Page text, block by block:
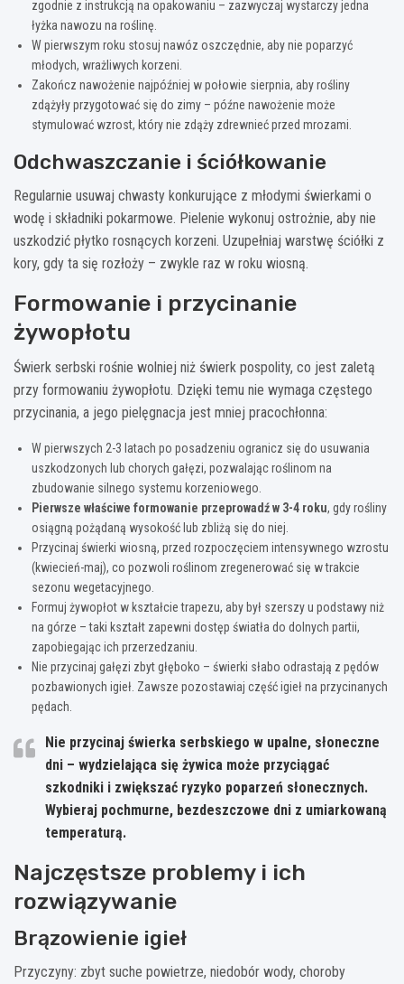
zgodnie z instrukcją na opakowaniu – zazwyczaj wystarczy jedna
łyżka nawozu na roślinę.
W pierwszym roku stosuj nawóz oszczędnie, aby nie poparzyć
młodych, wrażliwych korzeni.
Zakończ nawożenie najpóźniej w połowie sierpnia, aby rośliny
zdążyły przygotować się do zimy – późne nawożenie może
stymulować wzrost, który nie zdąży zdrewnieć przed mrozami.
Odchwaszczanie i ściółkowanie
Regularnie usuwaj chwasty konkurujące z młodymi świerkami o
wodę i składniki pokarmowe. Pielenie wykonuj ostrożnie, aby nie
uszkodzić płytko rosnących korzeni. Uzupełniaj warstwę ściółki z
kory, gdy ta się rozłoży – zwykle raz w roku wiosną.
Formowanie i przycinanie
żywopłotu
Świerk serbski rośnie wolniej niż świerk pospolity, co jest zaletą
przy formowaniu żywopłotu. Dzięki temu nie wymaga częstego
przycinania, a jego pielęgnacja jest mniej pracochłonna:
W pierwszych 2-3 latach po posadzeniu ogranicz się do usuwania
uszkodzonych lub chorych gałęzi, pozwalając roślinom na
zbudowanie silnego systemu korzeniowego.
Pierwsze właściwe formowanie przeprowadź w 3-4 roku, gdy rośliny
osiągną pożądaną wysokość lub zbliżą się do niej.
Przycinaj świerki wiosną, przed rozpoczęciem intensywnego wzrostu
(kwiecień-maj), co pozwoli roślinom zregenerować się w trakcie
sezonu wegetacyjnego.
Formuj żywopłot w kształcie trapezu, aby był szerszy u podstawy niż
na górze – taki kształt zapewni dostęp światła do dolnych partii,
zapobiegając ich przerzedzaniu.
Nie przycinaj gałęzi zbyt głęboko – świerki słabo odrastają z pędów
pozbawionych igieł. Zawsze pozostawiaj część igieł na przycinanych
pędach.
Nie przycinaj świerka serbskiego w upalne, słoneczne
dni – wydzielająca się żywica może przyciągać
szkodniki i zwiększać ryzyko poparzeń słonecznych.
Wybieraj pochmurne, bezdeszczowe dni z umiarkowaną
temperaturą.
Najczęstsze problemy i ich
rozwiązywanie
Brązowienie igieł
Przyczyny: zbyt suche powietrze, niedobór wody, choroby